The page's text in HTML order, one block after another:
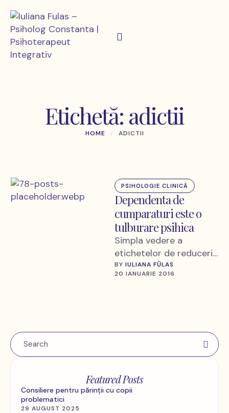
Etichetă: adictii
HOME / ADICTII
PSIHOLOGIE CLINICĂ
Dependenta de
cumparaturi este o
tulburare psihica
Simpla vedere a
etichetelor de reduceri,
anunţate cu litere mari
rosii de magazine,
BY IULIANA FŰLAS
20 IANUARIE 2016
Featured Posts
Consiliere pentru părinții cu copii
problematici
29 AUGUST 2025